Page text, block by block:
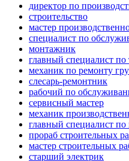
директор по
строительство
мастер
специалист по
монтажник
главный специалист по
механик по ремонту
слесарь-ремонтник
рабочий по
сервисный мастер
механик
главный специалист по
прораб строительных
мастер строительных
старший электрик